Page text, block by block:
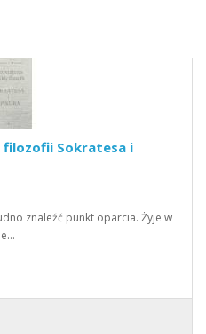
Sokratesa i
znaleźć punkt oparcia. Żyje w